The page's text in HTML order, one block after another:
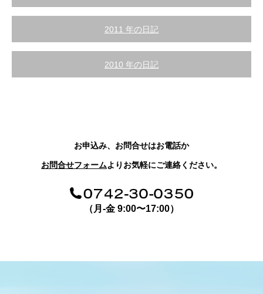
2011 年の日記
2010 年の日記
お申込み、お問合せはお電話か
お問合せフォームよりお気軽にご連絡ください。
（月-金 9:00〜17:00）